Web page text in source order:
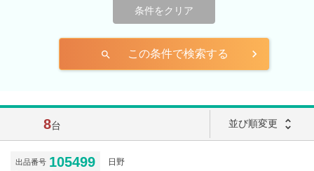
条件をクリア
search この条件で検索する
8台 並び順変更 unfold_more
出品番号 105499 日野